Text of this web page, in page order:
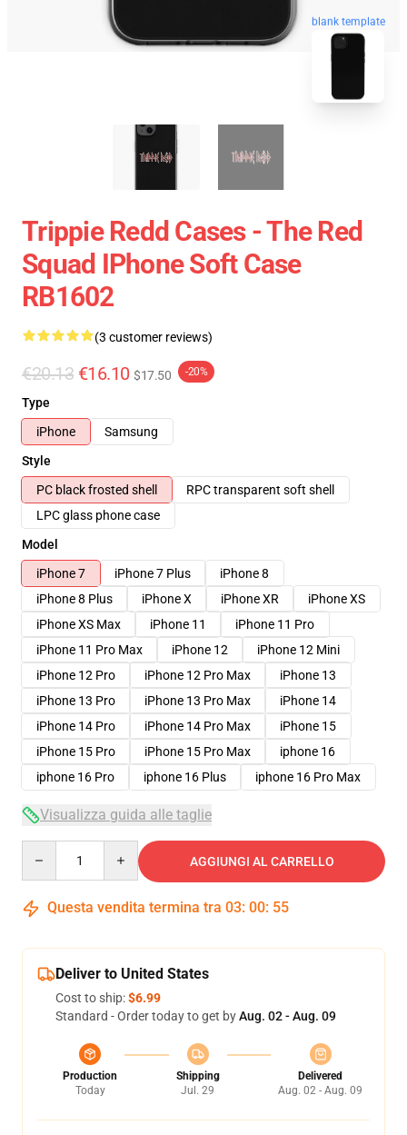
blank template
Trippie Redd Cases - The Red
Squad IPhone Soft Case
RB1602
(3 customer reviews)
€20.13 €16.10 $17.50 -20%
Type
iPhone
Samsung
Style
PC black frosted shell
RPC transparent soft shell
LPC glass phone case
Model
iPhone 7
iPhone 7 Plus
iPhone 8
iPhone 8 Plus
iPhone X iPhone XR
iPhone XS
iPhone XS Max
iPhone 11
iPhone 11 Pro
iPhone 11 Pro Max
iPhone 12
iPhone 12 Mini
iPhone 12 Pro
iPhone 12 Pro Max
iPhone 13
iPhone 13 Pro
iPhone 13 Pro Max
iPhone 14
iPhone 14 Pro
iPhone 14 Pro Max
iPhone 15
iPhone 15 Pro
iPhone 15 Pro Max
iphone 16
iphone 16 Pro
iphone 16 Plus iphone 16 Pro Max
Visualizza guida alle taglie
AGGIUNGI AL CARRELLO
Questa vendita termina tra 03: 00: 54
Deliver to United States
Cost to ship:$6.99
Standard - Order today to get byAug. 02 - Aug. 09
Production
Today
Shipping
Jul. 29
Delivered
Aug. 02 - Aug. 09